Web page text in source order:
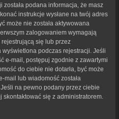
została podana informacja, że masz
instrukcje wysłane na twój adres
może nie została aktywowana
zalogowaniem wymagają
się lub przez
wyświetlona podczas rejestracji. Jeśli
e-mail, postępuj zgodnie z zawartymi
do ciebie nie dotarła, być może
mail lub wiadomość została
na pewno podany przez ciebie
skontaktować się z administratorem.